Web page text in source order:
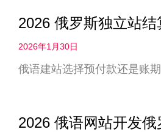
2026 俄罗斯独立站
2026年1月30日
俄语建站选择预付款还是账
2026 俄语网站开发